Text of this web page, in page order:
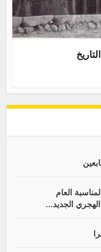
لمناسبة العام
الهجري الجديد...